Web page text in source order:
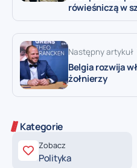
rówieśniczą w
Następny artykuł
Belgia rozwija
żołnierzy
Kategorie
Zobacz
Polityka